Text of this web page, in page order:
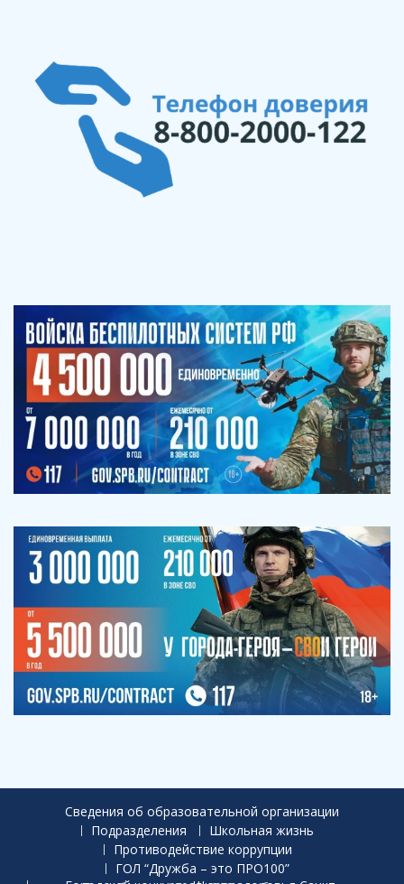
Сведения об образовательной организации
Подразделения
Школьная жизнь
Противодействие коррупции
ГОЛ “Дружба – это ПРО100”